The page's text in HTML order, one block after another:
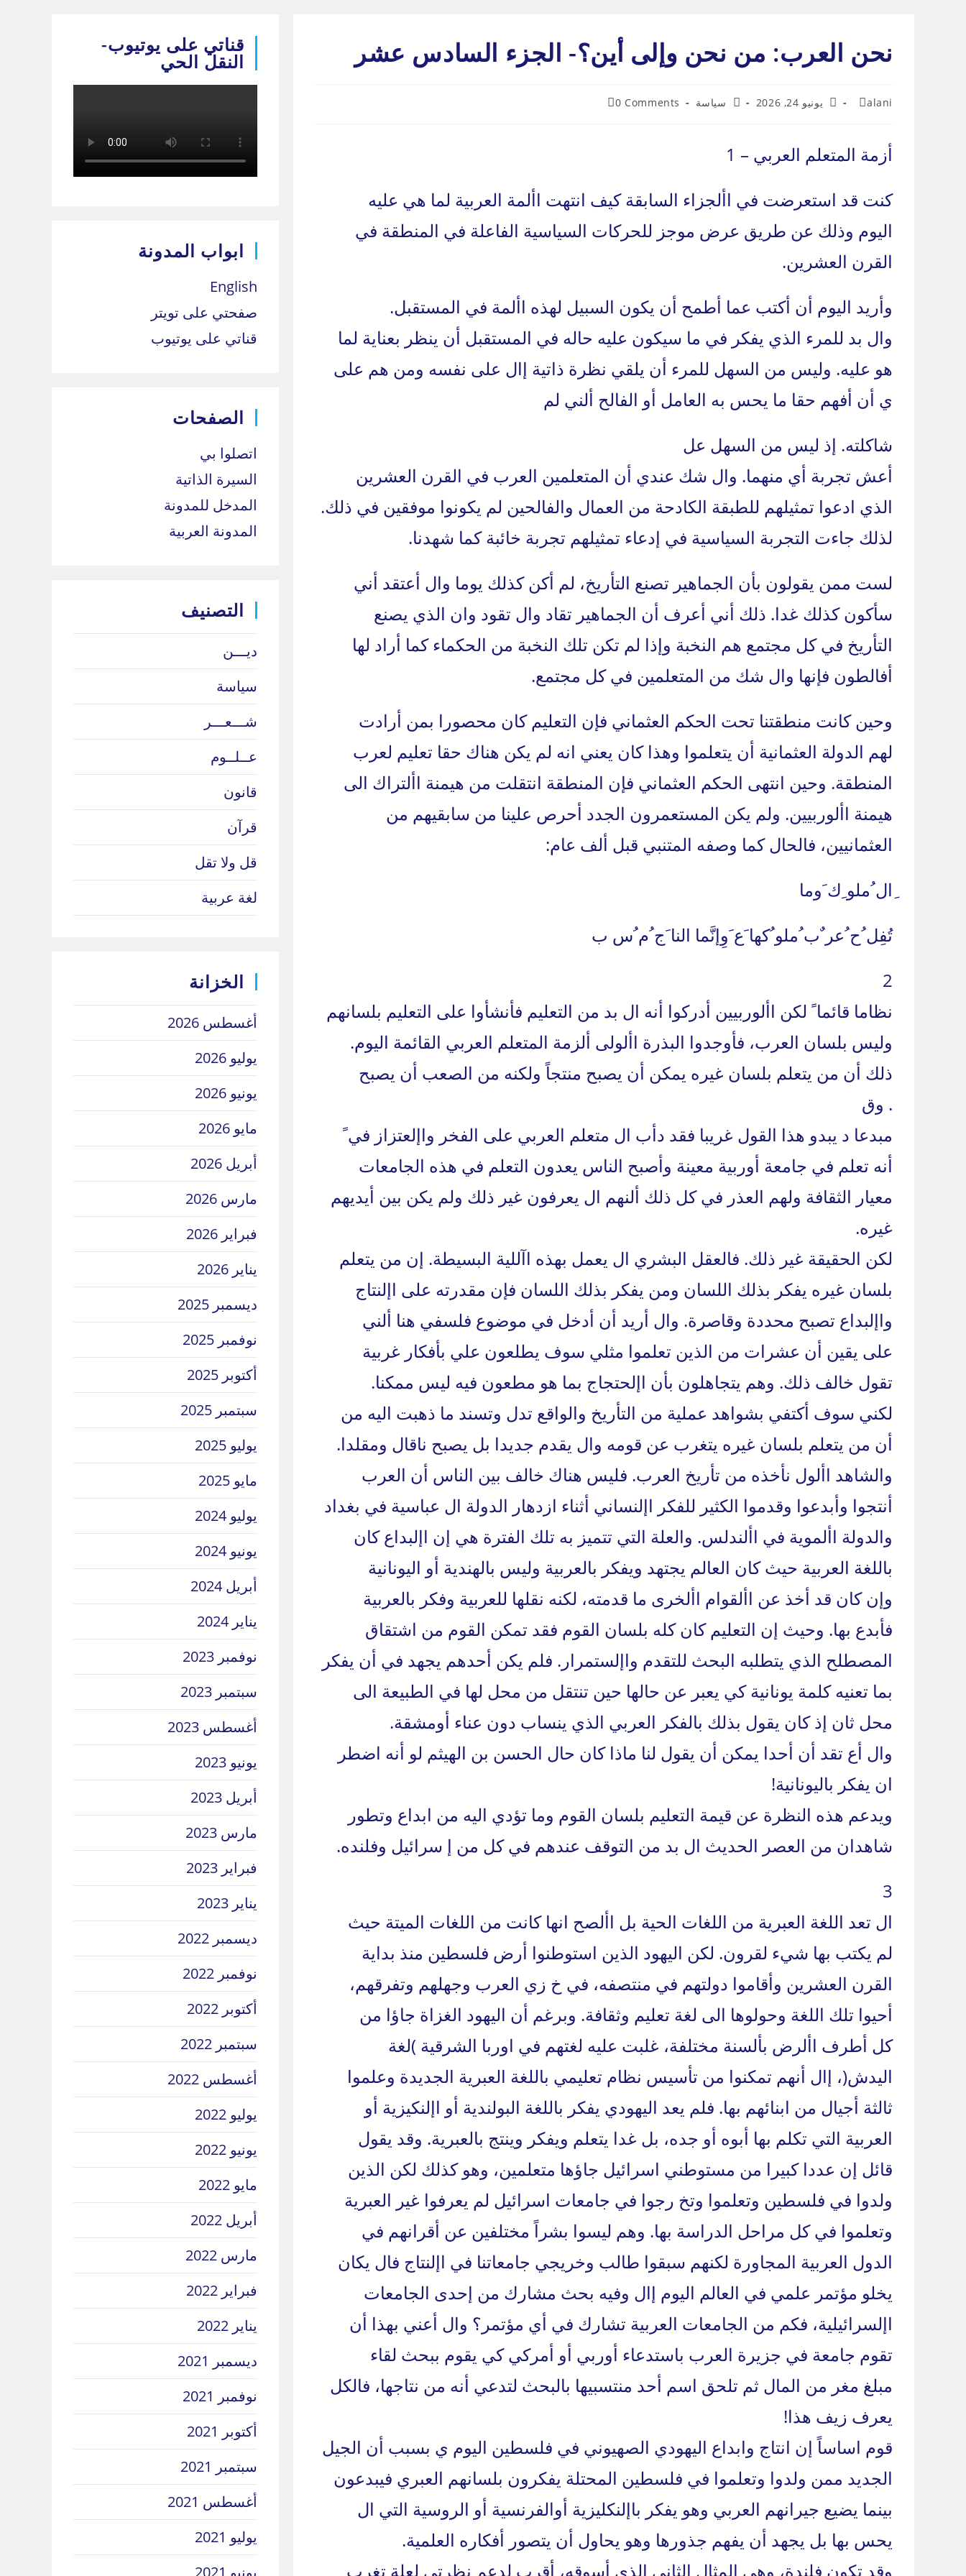
نحن العرب: من نحن وإلى أين؟- الجزء السادس عشر
Post
alani
Postيونيو 24, 2026
Postسياسة
Post
0 Comments
أزمة المتعلم العربي – 1
كنت قد استعرضت في األجزاء السابقة كيف انتهت األمة العربية لما هي عليه
اليوم وذلك عن طريق عرض موجز للحركات السياسية الفاعلة في المنطقة في
القرن العشرين.
وأريد اليوم أن أكتب عما أطمح أن يكون السبيل لهذه األمة في المستقبل.
وال بد للمرء الذي يفكر في ما سيكون عليه حاله في المستقبل أن ينظر بعناية لما
هو عليه. وليس من السهل للمرء أن يلقي نظرة ذاتية إال على نفسه ومن هم على
ي أن أفهم حقا ما يحس به العامل أو الفالح ألني لم
شاكلته. إذ ليس من السهل عل
أعش تجربة أي منهما. وال شك عندي أن المتعلمين العرب في القرن العشرين
الذي ادعوا تمثيلهم للطبقة الكادحة من العمال والفالحين لم يكونوا موفقين في ذلك.
لذلك جاءت التجربة السياسية في إدعاء تمثيلهم تجربة خائبة كما شهدنا.
لست ممن يقولون بأن الجماهير تصنع التأريخ، لم أكن كذلك يوما وال أعتقد أني
سأكون كذلك غدا. ذلك أني أعرف أن الجماهير تقاد وال تقود وان الذي يصنع
التأريخ في كل مجتمع هم النخبة وإذا لم تكن تلك النخبة من الحكماء كما أراد لها
أفالطون فإنها وال شك من المتعلمين في كل مجتمع.
وحين كانت منطقتنا تحت الحكم العثماني فإن التعليم كان محصورا بمن أرادت
لهم الدولة العثمانية أن يتعلموا وهذا كان يعني انه لم يكن هناك حقا تعليم لعرب
المنطقة. وحين انتهى الحكم العثماني فإن المنطقة انتقلت من هيمنة األتراك الى
هيمنة األوربيين. ولم يكن المستعمرون الجدد أحرص علينا من سابقيهم من
العثمانيين، فالحال كما وصفه المتنبي قبل ألف عام:
ِال ُملو ِك َوما
تُفِل ُح ُعر ٌب ُملو ُكها َع َوِإنَّما النا َج ُم ُس ب
2
نظاما قائما ً لكن األوربيين أدركوا أنه ال بد من التعليم فأنشأوا على التعليم بلسانهم
وليس بلسان العرب، فأوجدوا البذرة األولى ألزمة المتعلم العربي القائمة اليوم.
ذلك أن من يتعلم بلسان غيره يمكن أن يصبح منتجاً ولكنه من الصعب أن يصبح
. وق
مبدعا د يبدو هذا القول غريبا فقد دأب ال متعلم العربي على الفخر واإلعتزاز في ً
أنه تعلم في جامعة أوربية معينة وأصبح الناس يعدون التعلم في هذه الجامعات
معيار الثقافة ولهم العذر في كل ذلك ألنهم ال يعرفون غير ذلك ولم يكن بين أيديهم
غيره.
لكن الحقيقة غير ذلك. فالعقل البشري ال يعمل بهذه اآللية البسيطة. إن من يتعلم
بلسان غيره يفكر بذلك اللسان ومن يفكر بذلك اللسان فإن مقدرته على اإلنتاج
واإلبداع تصبح محددة وقاصرة. وال أريد أن أدخل في موضوع فلسفي هنا ألني
على يقين أن عشرات من الذين تعلموا مثلي سوف يطلعون علي بأفكار غربية
تقول خالف ذلك. وهم يتجاهلون بأن اإلحتجاج بما هو مطعون فيه ليس ممكنا.
لكني سوف أكتفي بشواهد عملية من التأريخ والواقع تدل وتسند ما ذهبت اليه من
أن من يتعلم بلسان غيره يتغرب عن قومه وال يقدم جديدا بل يصبح ناقال ومقلدا.
والشاهد األول نأخذه من تأريخ العرب. فليس هناك خالف بين الناس أن العرب
أنتجوا وأبدعوا وقدموا الكثير للفكر اإلنساني أثناء ازدهار الدولة ال عباسية في بغداد
والدولة األموية في األندلس. والعلة التي تتميز به تلك الفترة هي إن اإلبداع كان
باللغة العربية حيث كان العالم يجتهد ويفكر بالعربية وليس بالهندية أو اليونانية
وإن كان قد أخذ عن األقوام األخرى ما قدمته، لكنه نقلها للعربية وفكر بالعربية
فأبدع بها. وحيث إن التعليم كان كله بلسان القوم فقد تمكن القوم من اشتقاق
المصطلح الذي يتطلبه البحث للتقدم واإلستمرار. فلم يكن أحدهم يجهد في أن يفكر
بما تعنيه كلمة يونانية كي يعبر عن حالها حين تنتقل من محل لها في الطبيعة الى
محل ثان إذ كان يقول بذلك بالفكر العربي الذي ينساب دون عناء أومشقة.
وال أع تقد أن أحدا يمكن أن يقول لنا ماذا كان حال الحسن بن الهيثم لو أنه اضطر
ان يفكر باليونانية!
ويدعم هذه النظرة عن قيمة التعليم بلسان القوم وما تؤدي اليه من ابداع وتطور
شاهدان من العصر الحديث ال بد من التوقف عندهم في كل من إ سرائيل وفلنده.
3
ال تعد اللغة العبرية من اللغات الحية بل األصح انها كانت من اللغات الميتة حيث
لم يكتب بها شيء لقرون. لكن اليهود الذين استوطنوا أرض فلسطين منذ بداية
القرن العشرين وأقاموا دولتهم في منتصفه، في خ زي العرب وجهلهم وتفرقهم،
أحيوا تلك اللغة وحولوها الى لغة تعليم وثقافة. وبرغم أن اليهود الغزاة جاؤا من
كل أطرف األرض بألسنة مختلفة، غلبت عليه لغتهم في اوربا الشرقية )لغة
اليدش(، إال أنهم تمكنوا من تأسيس نظام تعليمي باللغة العبرية الجديدة وعلموا
ثالثة أجيال من ابنائهم بها. فلم يعد اليهودي يفكر باللغة البولندية أو اإلنكيزية أو
العربية التي تكلم بها أبوه أو جده، بل غدا يتعلم ويفكر وينتج بالعبرية. وقد يقول
قائل إن عددا كبيرا من مستوطني اسرائيل جاؤها متعلمين، وهو كذلك لكن الذين
ولدوا في فلسطين وتعلموا وتخ رجوا في جامعات اسرائيل لم يعرفوا غير العبرية
وتعلموا في كل مراحل الدراسة بها. وهم ليسوا بشراً مختلفين عن أقرانهم في
الدول العربية المجاورة لكنهم سبقوا طالب وخريجي جامعاتنا في اإلنتاج فال يكان
يخلو مؤتمر علمي في العالم اليوم إال وفيه بحث مشارك من إحدى الجامعات
اإلسرائيلية، فكم من الجامعات العربية تشارك في أي مؤتمر؟ وال أعني بهذا أن
تقوم جامعة في جزيرة العرب باستدعاء أوربي أو أمركي كي يقوم ببحث لقاء
مبلغ مغر من المال ثم تلحق اسم أحد منتسبيها بالبحث لتدعي أنه من نتاجها، فالكل
يعرف زيف هذا!
قوم اساساً إن انتاج وابداع اليهودي الصهيوني في فلسطين اليوم ي بسبب أن الجيل
الجديد ممن ولدوا وتعلموا في فلسطين المحتلة يفكرون بلسانهم العبري فيبدعون
بينما يضيع جيرانهم العربي وهو يفكر باإلنكليزية أوالفرنسية أو الروسية التي ال
يحس بها بل يجهد أن يفهم جذورها وهو يحاول أن يتصور أفكاره العلمية.
وقد تكون فلندة، وهي المثال الثاني الذي أسوقه، أقرب لدعم نظرتي لعلة تغرب
قناتي على يوتيوب-
النقل الحي
ابواب المدونة
English
صفحتي على تويتر
قناتي على يوتيوب
الصفحات
اتصلوا بي
السيرة الذاتية
المدخل للمدونة
المدونة العربية
التصنيف
ديـــن
سياسة
شـــعـــر
عــلــوم
قانون
قرآن
قل ولا تقل
لغة عربية
الخزانة
أغسطس 2026
يوليو 2026
يونيو 2026
مايو 2026
أبريل 2026
مارس 2026
فبراير 2026
يناير 2026
ديسمبر 2025
نوفمبر 2025
أكتوبر 2025
سبتمبر 2025
يوليو 2025
مايو 2025
يوليو 2024
يونيو 2024
أبريل 2024
يناير 2024
نوفمبر 2023
سبتمبر 2023
أغسطس 2023
يونيو 2023
أبريل 2023
مارس 2023
فبراير 2023
يناير 2023
ديسمبر 2022
نوفمبر 2022
أكتوبر 2022
سبتمبر 2022
أغسطس 2022
يوليو 2022
يونيو 2022
مايو 2022
أبريل 2022
مارس 2022
فبراير 2022
يناير 2022
ديسمبر 2021
نوفمبر 2021
أكتوبر 2021
سبتمبر 2021
أغسطس 2021
يوليو 2021
يونيو 2021